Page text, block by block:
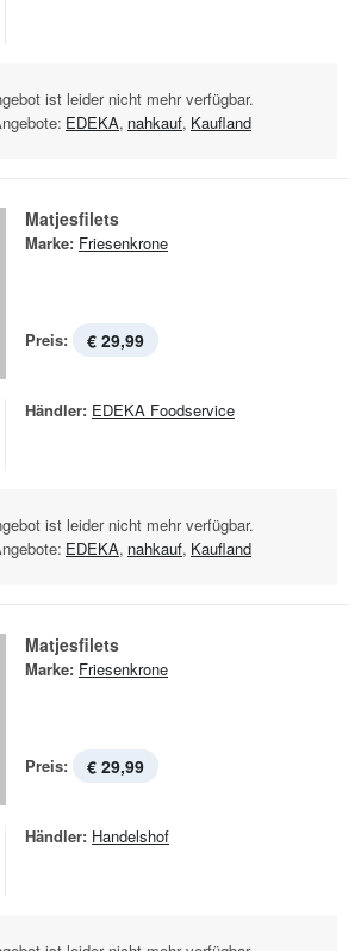
ist leider nicht mehr verfügbar.
EDEKA, nahkauf, Kaufland
Matjesfilets
Marke: Friesenkrone
Preis: € 29,99
Händler: EDEKA Foodservice
ist leider nicht mehr verfügbar.
EDEKA, nahkauf, Kaufland
Matjesfilets
Marke: Friesenkrone
Preis: € 29,99
Händler: Handelshof